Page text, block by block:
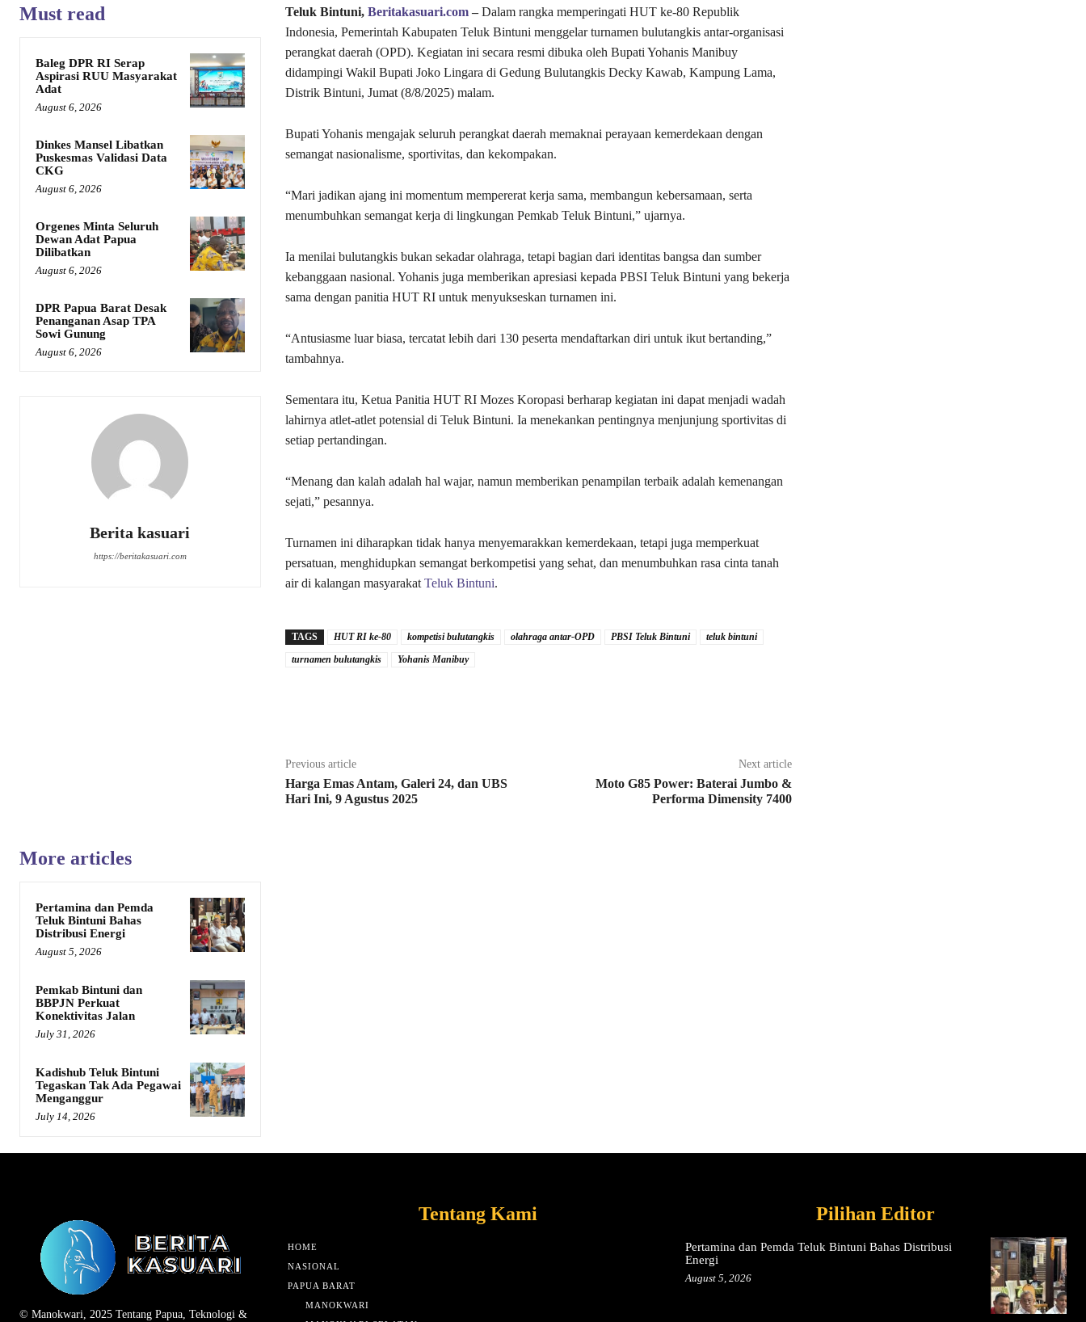
Must read
Baleg DPR RI Serap
Aspirasi RUU Masyarakat
Adat
August 6, 2026
Dinkes Mansel Libatkan
Puskesmas Validasi Data
CKG
August 6, 2026
Orgenes Minta Seluruh
Dewan Adat Papua
Dilibatkan
August 6, 2026
DPR Papua Barat Desak
Penanganan Asap TPA
Sowi Gunung
August 6, 2026
Berita kasuari
https://beritakasuari.com
Teluk Bintuni, Beritakasuari.com–Dalam rangka memperingati HUT ke-80 Republik
Indonesia, Pemerintah Kabupaten Teluk Bintuni menggelar turnamen bulutangkis antar-organisasi
perangkat daerah (OPD). Kegiatan ini secara resmi dibuka oleh Bupati Yohanis Manibuy
didampingi Wakil Bupati Joko Lingara di Gedung Bulutangkis Decky Kawab, Kampung Lama,
Distrik Bintuni, Jumat (8/8/2025) malam.
Bupati Yohanis mengajak seluruh perangkat daerah memaknai perayaan kemerdekaan dengan
semangat nasionalisme, sportivitas, dan kekompakan.
“Mari jadikan ajang ini momentum mempererat kerja sama, membangun kebersamaan, serta
menumbuhkan semangat kerja di lingkungan Pemkab Teluk Bintuni,” ujarnya.
Ia menilai bulutangkis bukan sekadar olahraga, tetapi bagian dari identitas bangsa dan sumber
kebanggaan nasional. Yohanis juga memberikan apresiasi kepada PBSI Teluk Bintuni yang bekerja
sama dengan panitia HUT RI untuk menyukseskan turnamen ini.
“Antusiasme luar biasa, tercatat lebih dari 130 peserta mendaftarkan diri untuk ikut bertanding,”
tambahnya.
Sementara itu, Ketua Panitia HUT RI Mozes Koropasi berharap kegiatan ini dapat menjadi wadah
lahirnya atlet-atlet potensial di Teluk Bintuni. Ia menekankan pentingnya menjunjung sportivitas di
setiap pertandingan.
“Menang dan kalah adalah hal wajar, namun memberikan penampilan terbaik adalah kemenangan
sejati,” pesannya.
Turnamen ini diharapkan tidak hanya menyemarakkan kemerdekaan, tetapi juga memperkuat
persatuan, menghidupkan semangat berkompetisi yang sehat, dan menumbuhkan rasa cinta tanah
air di kalangan masyarakat Teluk Bintuni.
TAGS HUT RI ke-80 kompetisi bulutangkis olahraga antar-OPD PBSI Teluk Bintuni
teluk bintuni
turnamen bulutangkis
Yohanis Manibuy
Previous article
Harga Emas Antam, Galeri 24, dan UBS
Hari Ini, 9 Agustus 2025
Next article
Moto G85 Power: Baterai Jumbo &
Performa Dimensity 7400
More articles
Pertamina dan Pemda
Teluk Bintuni Bahas
Distribusi Energi
August 5, 2026
Pemkab Bintuni dan
BBPJN Perkuat
Konektivitas Jalan
July 31, 2026
Kadishub Teluk Bintuni
Tegaskan Tak Ada Pegawai
Menganggur
July 14, 2026
© Manokwari, 2025 Tentang Papua, Teknologi &
Tentang Kami
HOME
NASIONAL
PAPUA BARAT
MANOKWARI
Pilihan Editor
Pertamina dan Pemda Teluk Bintuni Bahas Distribusi
Energi
August 5, 2026